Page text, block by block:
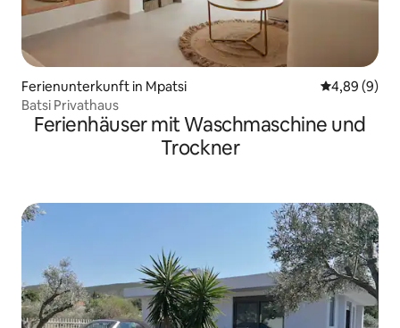
Ferienunterkunft in Mpatsi
4,89 (9)
Batsi Privathaus
Ferienhäuser mit Waschmaschine und
Trockner